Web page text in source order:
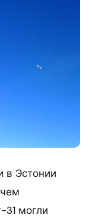
в Эстонии
могли